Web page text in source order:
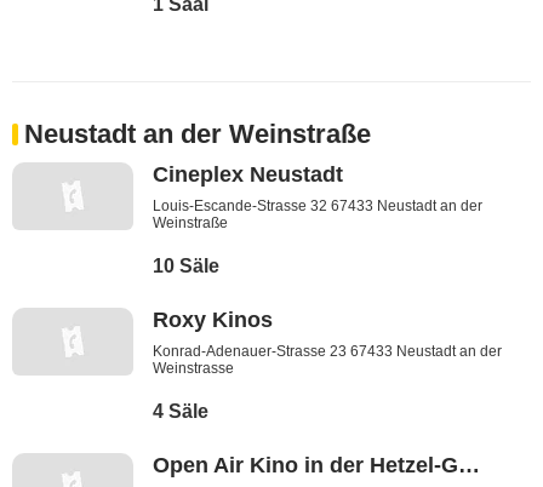
1 Saal
Neustadt an der Weinstraße
Cineplex Neustadt
Louis-Escande-Strasse 32 67433 Neustadt an der
Weinstraße
10 Säle
Roxy Kinos
Konrad-Adenauer-Strasse 23 67433 Neustadt an der
Weinstrasse
4 Säle
Open Air Kino in der Hetzel-Galerie